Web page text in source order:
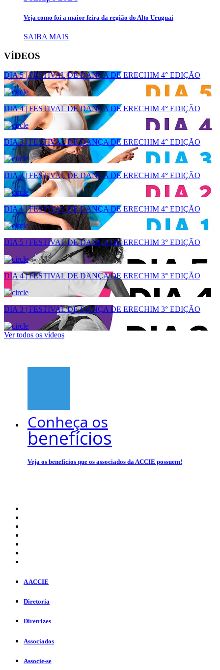
Veja como foi a maior feira da região do Alto Uruguai
SAIBA MAIS
VÍDEOS
DIA 5 | FESTIVAL DE DANÇA DE ERECHIM 4° EDIÇÃO
DIA 4 | FESTIVAL DE DANÇA DE ERECHIM 4° EDIÇÃO
DIA 3 | FESTIVAL DE DANÇA DE ERECHIM 4° EDIÇÃO
DIA 2 | FESTIVAL DE DANÇA DE ERECHIM 4° EDIÇÃO
DIA 1 | FESTIVAL DE DANÇA DE ERECHIM 4° EDIÇÃO
DIA 5 | FESTIVAL DE DANÇA DE ERECHIM 3° EDIÇÃO
DIA 4 | FESTIVAL DE DANÇA DE ERECHIM 3° EDIÇÃO
DIA 3 | FESTIVAL DE DANÇA DE ERECHIM 3° EDIÇÃO
Ver todos os vídeos
Conheça os
benefícios
Veja os benefícios que os associados da ACCIE possuem!
A ACCIE
Diretoria
Diretrizes
Associados
Associe-se